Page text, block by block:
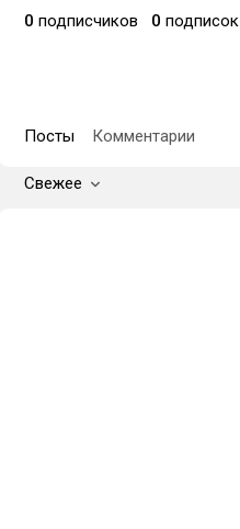
0 подписчиков 0 подписок
Посты Комментарии
Свежее